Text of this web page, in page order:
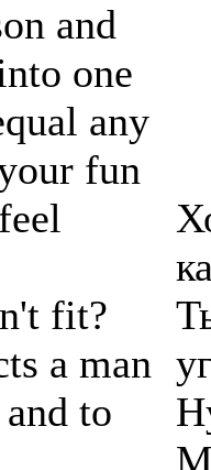
and
one
any
fun
fit?
a man
to